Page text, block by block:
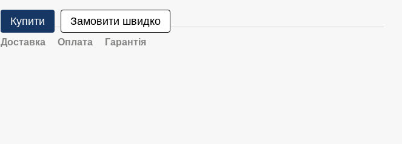
Купити Замовити швидко
Доставка Оплата Гарантія